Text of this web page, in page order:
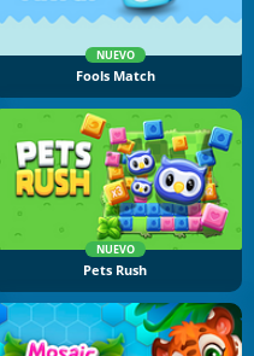
NUEVO
Fools Match
NUEVO
Pets Rush